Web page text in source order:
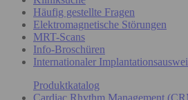
Häufig gestellte Fragen
Elektromagnetische Störungen
MRT-Scans
Info-Broschüren
Internationaler
Produktkatalog
Cardiac Rhythm Management